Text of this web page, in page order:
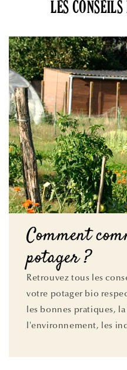
LES
Comment
potager ?
Retrouvez tous les
votre potager bio
les bonnes pratiques,
l'environnement, les